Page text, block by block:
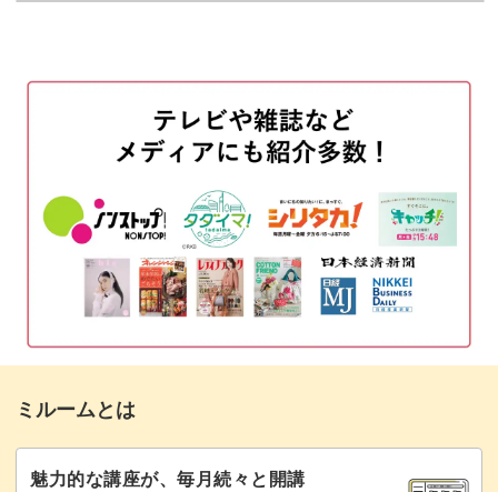
キラキラ輝く宝石のようなアートは、パーティーや結婚式
などの人生の大切な日にぴったりなデザインです。
きれいで長持ちするテクニックもあわせてレクチャーして
いきますので、クオリティの高いアートに仕上がります
すし、他のアートと組み合わせて華やかに仕上げても◎
使用するクリスタルについて
使用するパーツについて
接着用のジェルをのせる 06:27
クリスタルをのせる
パーツをのせる
トップジェルでコーティングする 16:01
未硬化ジェルを拭き取る
裏面が平面の大きなクリスタルののせ方
ミルームとは
魅力的な講座が、毎月続々と開講